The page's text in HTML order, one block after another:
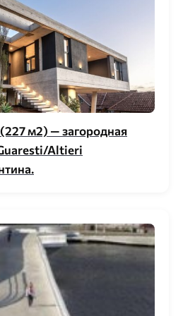
м2) — загородная
Altieri